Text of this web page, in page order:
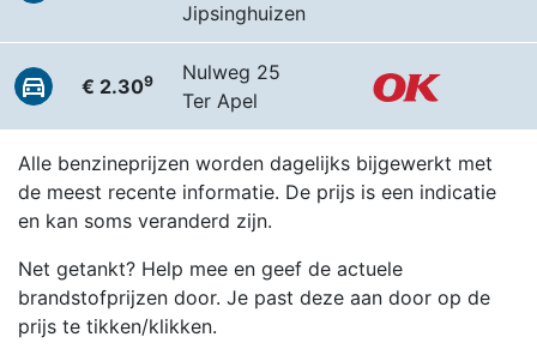
Jipsinghuizen
€ 2.309
Nulweg 25
Ter Apel
Alle benzineprijzen worden dagelijks bijgewerkt met
de meest recente informatie. De prijs is een indicatie
en kan soms veranderd zijn.
Net getankt? Help mee en geef de actuele
brandstofprijzen door. Je past deze aan door op de
prijs te tikken/klikken.